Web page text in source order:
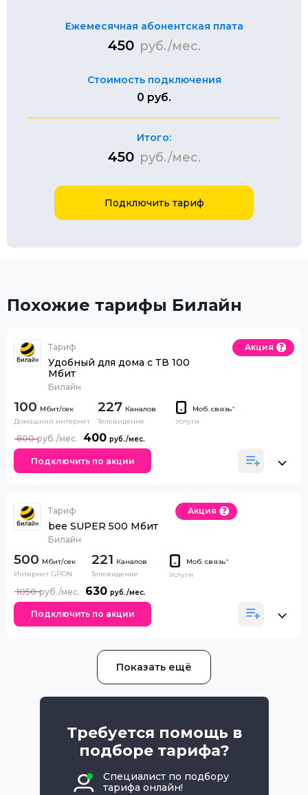
Ежемесячная абонентская плата
450 руб./мес.
Стоимость подключения
0 руб.
Итого:
450 руб./мес.
Подключить тариф
Похожие тарифы Билайн
Тариф
Удобный для дома с ТВ 100
Мбит
Билайн
Акция
100
Домашний интернет
227 Каналов
Телевидение
Моб. связь*
Услуги
400
800
Подключить по акции
Тариф
bee SUPER 500 Мбит
Билайн
Акция
500
Интернет GPON
221 Каналов
Телевидение
Моб. связь*
Услуги
630
1050
Подключить по акции
Показать ещё
Требуется помощь в
подборе тарифа?
Специалист по подбору
тарифа онлайн!